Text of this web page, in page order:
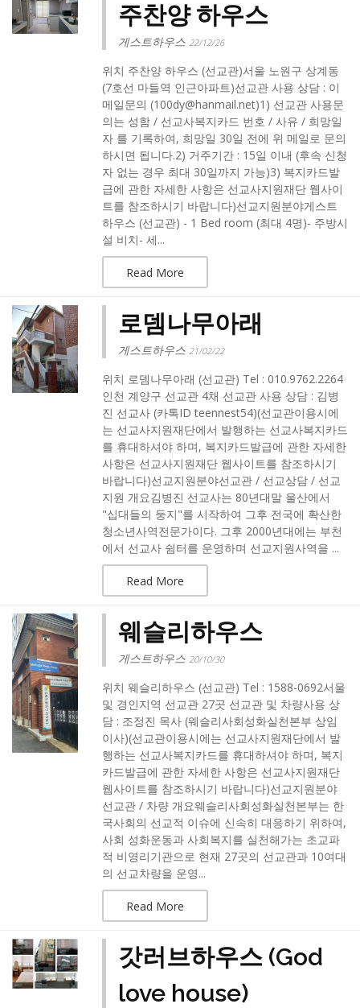
주찬양 하우스
게스트하우스 22/12/26
위치 주찬양 하우스 (선교관)서울 노원구 상계동
(7호선 마들역 인근아파트)선교관 사용 상담 : 이
메일문의 (100dy@hanmail.net)1) 선교관 사용문
의는 성함 / 선교사복지카드 번호 / 사유 / 희망일
자 를 기록하여, 희망일 30일 전에 위 메일로 문의
하시면 됩니다.2) 거주기간 : 15일 이내 (후속 신청
자 없는 경우 최대 30일까지 가능)3) 복지카드발
급에 관한 자세한 사항은 선교사지원재단 웹사이
트를 참조하시기 바랍니다)선교지원분야게스트
하우스 (선교관) - 1 Bed room (최대 4명)- 주방시
설 비치- 세...
Read More
로뎀나무아래
게스트하우스 21/02/22
위치 로뎀나무아래 (선교관) Tel : 010.9762.2264
인천 계양구 선교관 4채 선교관 사용 상담 : 김병
진 선교사 (카톡ID teennest54)(선교관이용시에
는 선교사지원재단에서 발행하는 선교사복지카드
를 휴대하셔야 하며, 복지카드발급에 관한 자세한
사항은 선교사지원재단 웹사이트를 참조하시기
바랍니다)선교지원분야선교관 / 선교상담 / 선교
지원 개요김병진 선교사는 80년대말 울산에서
"십대들의 둥지"를 시작하여 그후 전국에 확산한
청소년사역전문가이다. 그후 2000년대에는 부천
에서 선교사 쉼터를 운영하며 선교지원사역을 ...
Read More
웨슬리하우스
게스트하우스 20/10/30
위치 웨슬리하우스 (선교관) Tel : 1588-0692서울
및 경인지역 선교관 27곳 선교관 및 차량사용 상
담 : 조정진 목사 (웨슬리사회성화실천본부 상임
이사)(선교관이용시에는 선교사지원재단에서 발
행하는 선교사복지카드를 휴대하셔야 하며, 복지
카드발급에 관한 자세한 사항은 선교사지원재단
웹사이트를 참조하시기 바랍니다)선교지원분야
선교관 / 차량 개요웨슬리사회성화실천본부는 한
국사회의 선교적 이슈에 신속히 대응하기 위하여,
사회 성화운동과 사회복지를 실천해가는 초교파
적 비영리기관으로 현재 27곳의 선교관과 10여대
의 선교차량을 운영...
Read More
갓러브하우스 (God
love house)